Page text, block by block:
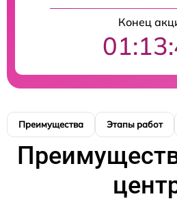
Конец
Преимущества Этапы работ